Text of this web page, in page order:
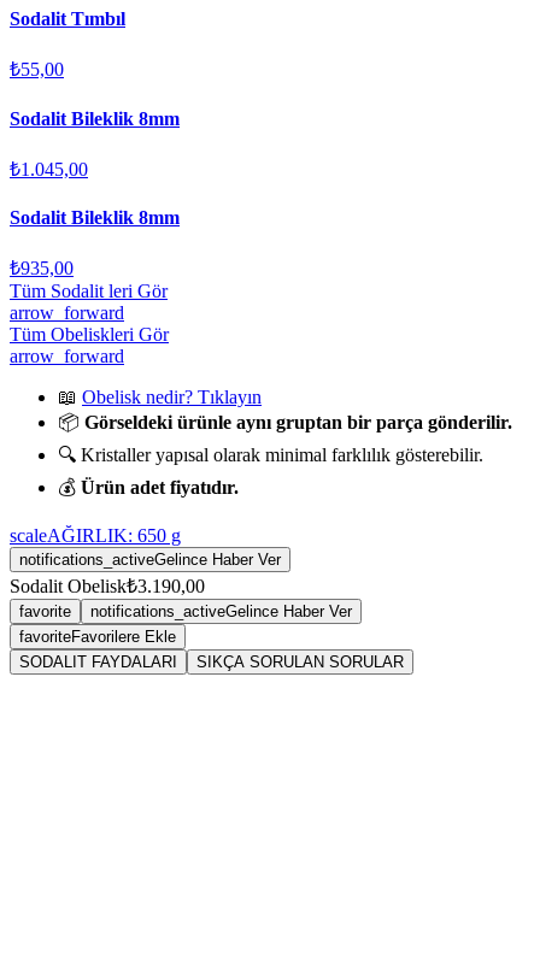
Sodalit Tımbıl
₺55,00
Sodalit Bileklik 8mm
₺1.045,00
Sodalit Bileklik 8mm
₺935,00
Tüm Sodalit leri Gör
arrow_forward
Tüm Obeliskleri Gör
arrow_forward
📖 Obelisk nedir? Tıklayın
📦 Görseldeki ürünle aynı gruptan bir parça gönderilir.
🔍 Kristaller yapısal olarak minimal farklılık gösterebilir.
💰 Ürün adet fiyatıdır.
scaleAĞIRLIK: 650 g
notifications_activeGelince Haber Ver
Sodalit Obelisk₺3.190,00
favorite notifications_activeGelince Haber Ver
favoriteFavorilere Ekle
SODALIT FAYDALARI
SIKÇA SORULAN SORULAR